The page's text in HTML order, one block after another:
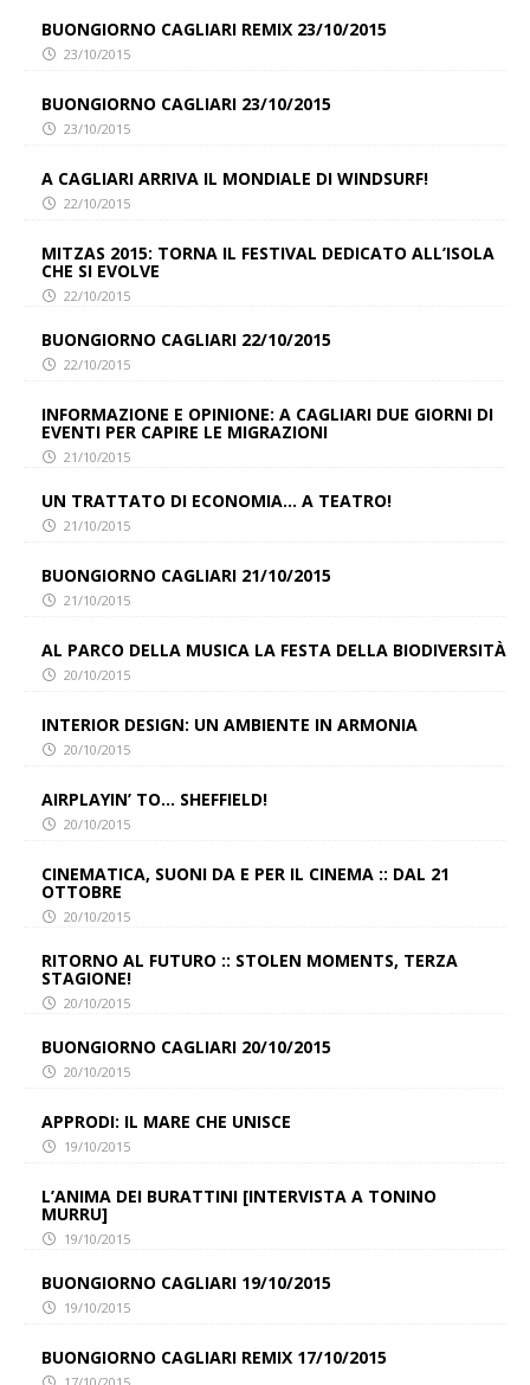
BUONGIORNO CAGLIARI REMIX 23/10/2015
23/10/2015
BUONGIORNO CAGLIARI 23/10/2015
23/10/2015
A CAGLIARI ARRIVA IL MONDIALE DI WINDSURF!
22/10/2015
MITZAS 2015: TORNA IL FESTIVAL DEDICATO ALL’ISOLA
CHE SI EVOLVE
22/10/2015
BUONGIORNO CAGLIARI 22/10/2015
22/10/2015
INFORMAZIONE E OPINIONE: A CAGLIARI DUE GIORNI DI
EVENTI PER CAPIRE LE MIGRAZIONI
21/10/2015
UN TRATTATO DI ECONOMIA… A TEATRO!
21/10/2015
BUONGIORNO CAGLIARI 21/10/2015
21/10/2015
AL PARCO DELLA MUSICA LA FESTA DELLA BIODIVERSITÀ
20/10/2015
INTERIOR DESIGN: UN AMBIENTE IN ARMONIA
20/10/2015
AIRPLAYIN’ TO… SHEFFIELD!
20/10/2015
CINEMATICA, SUONI DA E PER IL CINEMA :: DAL 21
OTTOBRE
20/10/2015
RITORNO AL FUTURO :: STOLEN MOMENTS, TERZA
STAGIONE!
20/10/2015
BUONGIORNO CAGLIARI 20/10/2015
20/10/2015
APPRODI: IL MARE CHE UNISCE
19/10/2015
L’ANIMA DEI BURATTINI [INTERVISTA A TONINO
MURRU]
19/10/2015
BUONGIORNO CAGLIARI 19/10/2015
19/10/2015
BUONGIORNO CAGLIARI REMIX 17/10/2015